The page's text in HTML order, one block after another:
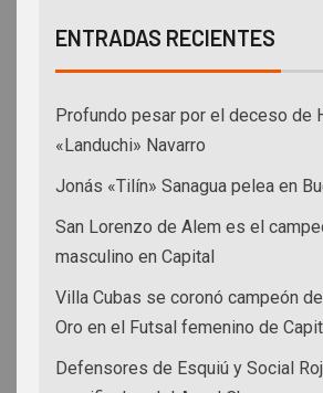
ENTRADAS RECIENTES
Profundo pesar por el deceso de
«Landuchi» Navarro
Jonás «Tilín» Sanagua pelea en
San Lorenzo de Alem es el
masculino en Capital
Villa Cubas se coronó campeón
Oro en el Futsal femenino de
Defensores de Esquiú y Social